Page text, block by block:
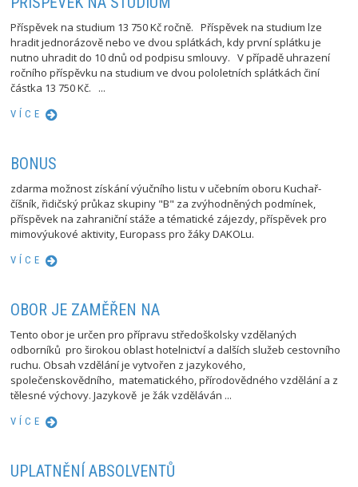
Příspěvek na studium 13 750 Kč ročně. Příspěvek na studium lze
hradit jednorázově nebo ve dvou splátkách, kdy první splátku je
nutno uhradit do 10 dnů od podpisu smlouvy. V případě uhrazení
ročního příspěvku na studium ve dvou pololetních splátkách činí
částka 13 750 Kč. ...
VÍCE
BONUS
zdarma možnost získání výučního listu v učebním oboru Kuchař-
číšník, řidičský průkaz skupiny "B" za zvýhodněných podmínek,
příspěvek na zahraniční stáže a tématické zájezdy, příspěvek pro
mimovýukové aktivity, Europass pro žáky DAKOLu.
VÍCE
OBOR JE ZAMĚŘEN NA
Tento obor je určen pro přípravu středoškolsky vzdělaných
odborníků pro širokou oblast hotelnictví a dalších služeb cestovního
ruchu. Obsah vzdělání je vytvořen z jazykového,
společenskovědního, matematického, přírodovědného vzdělání a z
tělesné výchovy. Jazykově je žák vzděláván ...
VÍCE
UPLATNĚNÍ ABSOLVENTŮ